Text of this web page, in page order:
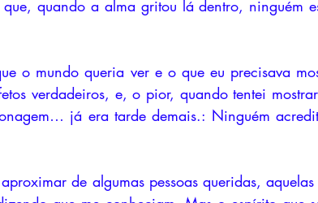
quando a alma gritou lá dentro, ninguém
o mundo queria ver e o que eu precisava
verdadeiros, e, o pior, quando tentei
já era tarde demais.: Ninguém
de algumas pessoas queridas,